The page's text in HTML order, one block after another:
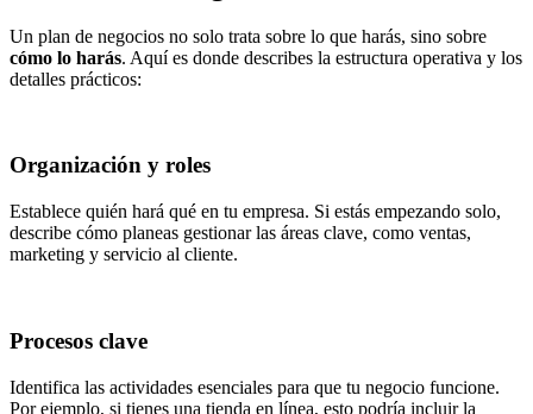
Un plan de negocios no solo trata sobre lo que harás, sino sobre
cómo lo harás. Aquí es donde describes la estructura operativa y los
detalles prácticos:
Organización y roles
Establece quién hará qué en tu empresa. Si estás empezando solo,
describe cómo planeas gestionar las áreas clave, como ventas,
marketing y servicio al cliente.
Procesos clave
Identifica las actividades esenciales para que tu negocio funcione.
Por ejemplo, si tienes una tienda en línea, esto podría incluir la